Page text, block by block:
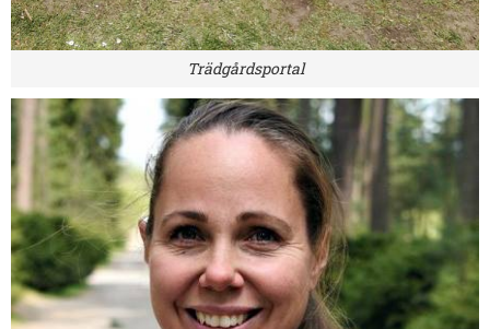
Trädgårdsportal